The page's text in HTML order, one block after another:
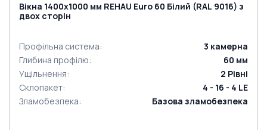
Вікна 1400x1000 мм REHAU Euro 60 Білий (RAL 9016) з
двох сторін
Профільна система: 3 камерна
Глибина профілю: 60 мм
Ущільнення: 2 Рівні
Склопакет:
4 - 16 - 4 LE
Зламобезпека: Базова зламобезпека